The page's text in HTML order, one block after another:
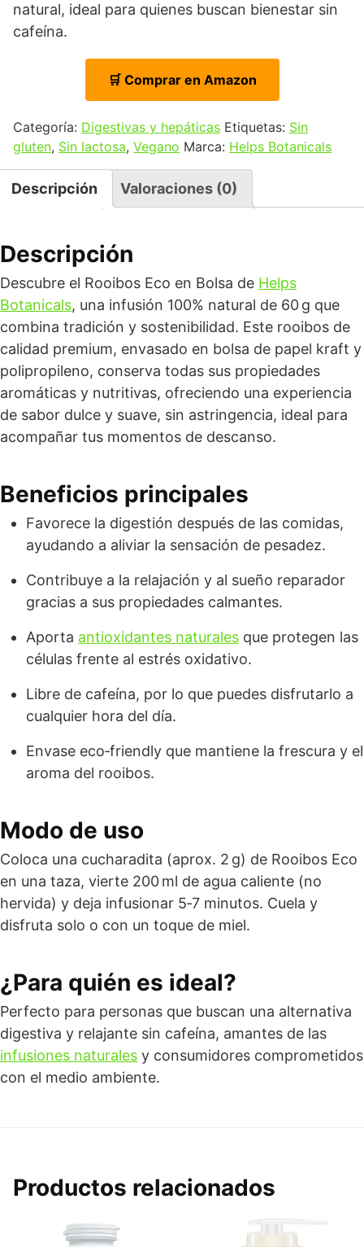
natural, ideal para quienes buscan bienestar sin
cafeína.
🛒 Comprar en Amazon
Categoría: Digestivas y hepáticas Etiquetas: Sin
gluten, Sin lactosa, Vegano Marca: Helps Botanicals
Descripción Valoraciones (0)
Descripción
Descubre el Rooibos Eco en Bolsa de Helps
Botanicals, una infusión 100% natural de 60 g que
combina tradición y sostenibilidad. Este rooibos de
calidad premium, envasado en bolsa de papel kraft y
polipropileno, conserva todas sus propiedades
aromáticas y nutritivas, ofreciendo una experiencia
de sabor dulce y suave, sin astringencia, ideal para
acompañar tus momentos de descanso.
Beneficios principales
Favorece la digestión después de las comidas,
ayudando a aliviar la sensación de pesadez.
Contribuye a la relajación y al sueño reparador
gracias a sus propiedades calmantes.
Aporta antioxidantes naturales que protegen las
células frente al estrés oxidativo.
Libre de cafeína, por lo que puedes disfrutarlo a
cualquier hora del día.
Envase eco‑friendly que mantiene la frescura y el
aroma del rooibos.
Modo de uso
Coloca una cucharadita (aprox. 2 g) de Rooibos Eco
en una taza, vierte 200 ml de agua caliente (no
hervida) y deja infusionar 5‑7 minutos. Cuela y
disfruta solo o con un toque de miel.
¿Para quién es ideal?
Perfecto para personas que buscan una alternativa
digestiva y relajante sin cafeína, amantes de las
infusiones naturales y consumidores comprometidos
con el medio ambiente.
Productos relacionados